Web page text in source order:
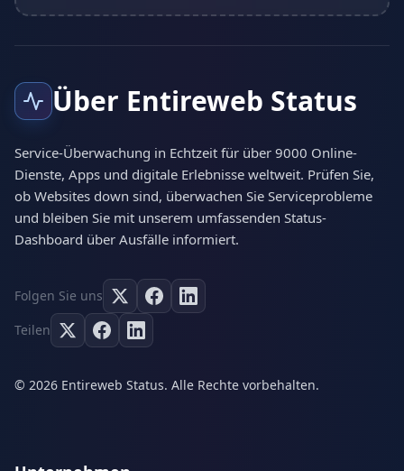
Über Entireweb Status
Service-Überwachung in Echtzeit für über 9000 Online-
Dienste, Apps und digitale Erlebnisse weltweit. Prüfen Sie,
ob Websites down sind, überwachen Sie Serviceprobleme
und bleiben Sie mit unserem umfassenden Status-
Dashboard über Ausfälle informiert.
Folgen Sie uns
Teilen
© 2026 Entireweb Status. Alle Rechte vorbehalten.